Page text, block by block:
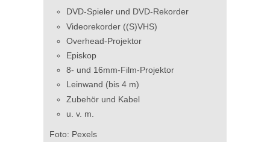
DVD-Spieler und DVD-Rekorder
Videorekorder ((S)VHS)
Overhead-Projektor
Episkop
8- und 16mm-Film-Projektor
Leinwand (bis 4 m)
Zubehör und Kabel
u. v. m.
Foto: Pexels